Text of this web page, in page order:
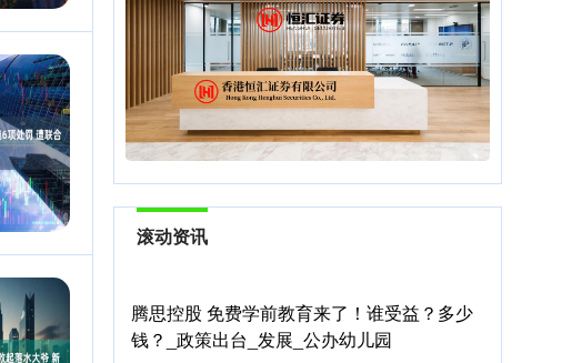
滚动资讯
腾思控股 免费学前教育来了！谁受益？多少
钱？_政策出台_发展_公办幼儿园